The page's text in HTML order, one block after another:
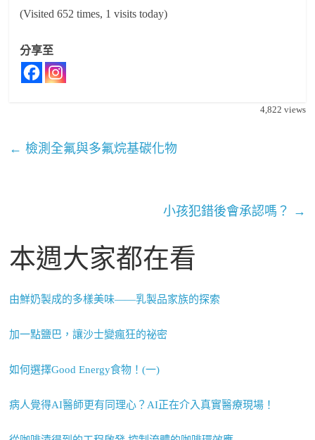
(Visited 652 times, 1 visits today)
分享至
4,822 views
← 檢測全氟與多氟烷基碳化物
小孩犯錯後會承認嗎？ →
本週大家都在看
由鮮奶製成的多樣美味——乳製品家族的探索
加一點鹽巴，讓沙士變瘋狂的祕密
如何選擇Good Energy食物！(一)
病人覺得AI醫師更有同理心？AI正在介入真實醫療現場！